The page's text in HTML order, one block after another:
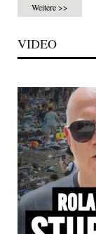
Weitere >>
VIDEO